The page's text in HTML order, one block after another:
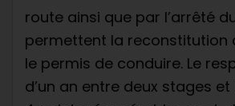
route ainsi que par l’arrêté
permettent la reconstitution
le permis de conduire. Le
d’un an entre deux stages